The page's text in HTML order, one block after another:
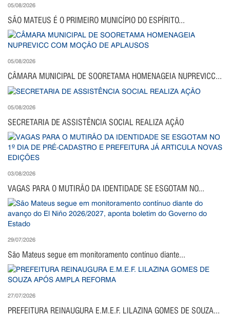
05/08/2026
SÃO MATEUS É O PRIMEIRO MUNICÍPIO DO ESPÍRITO...
05/08/2026
CÂMARA MUNICIPAL DE SOORETAMA HOMENAGEIA NUPREVICC...
05/08/2026
SECRETARIA DE ASSISTÊNCIA SOCIAL REALIZA AÇÃO
03/08/2026
VAGAS PARA O MUTIRÃO DA IDENTIDADE SE ESGOTAM NO...
29/07/2026
São Mateus segue em monitoramento contínuo diante...
27/07/2026
PREFEITURA REINAUGURA E.M.E.F. LILAZINA GOMES DE SOUZA...